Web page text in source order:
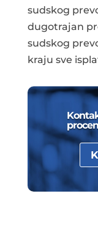
sudskog
dugotrajan
sudskog
kraju sve